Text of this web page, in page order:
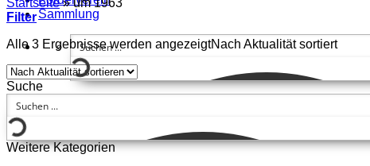
Sammlung
Filter
Alle 3 Ergebnisse werden angezeigtNach Aktualität sortiert
Suche
Weitere Kategorien